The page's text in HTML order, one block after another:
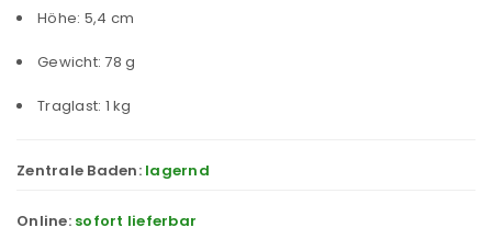
Höhe: 5,4 cm
Gewicht: 78 g
Traglast: 1 kg
Zentrale Baden: lagernd
Online: sofort lieferbar